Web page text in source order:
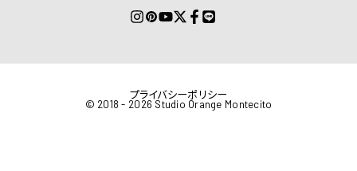
© 2018 - 2026 Studio Orange Montecito
プライバシーポリシー